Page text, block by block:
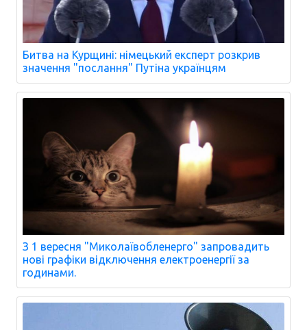
Битва на Курщині: німецький експерт розкрив
значення "послання" Путіна українцям
З 1 вересня "Миколаївобленерго" запровадить
нові графіки відключення електроенергії за
годинами.